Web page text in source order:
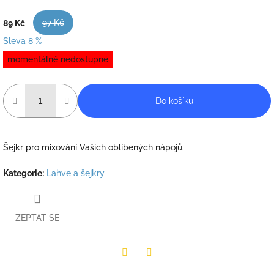
89 Kč
97 Kč
Sleva 8 %
Měrná
cena:
momentálně nedostupné
Do košíku
Šejkr pro mixování Vašich oblíbených nápojů.
Kategorie: Lahve a šejkry
ZEPTAT SE